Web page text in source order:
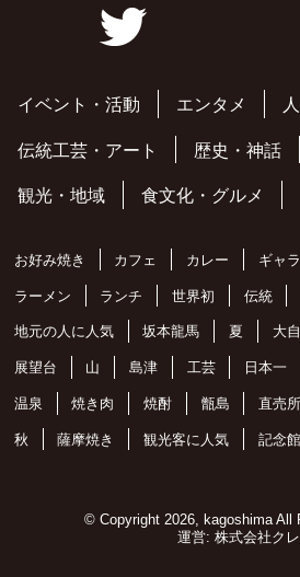
イベント・活動 エンタメ
伝統工芸・アート 歴史・神話
観光・地域 食文化・グルメ
お好み焼き カフェ カレー ギャ
ラーメン ランチ 世界初 伝統
地元の人に人気 坂本龍馬 夏 大
展望台 山 島津 工芸 日本一
温泉 焼き肉 焼酎 甑島 直売所
秋 薩摩焼き 観光客に人気 記念館
© Copyright 2026, kagoshima All
運営: 株式会社ク